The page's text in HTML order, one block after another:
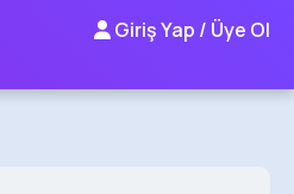
Giriş Yap / Üye Ol